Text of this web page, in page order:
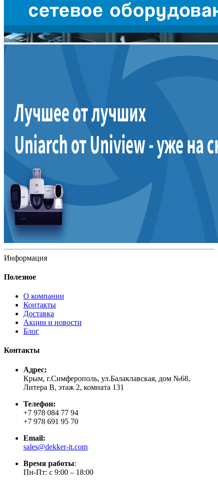
Информация
Полезное
О компании
Контакты
Доставка
Акции и новости
Блог
Контакты
Адрес:
Крым, г.Симферополь, ул.Балаклавская, дом №68,
Литера В, этаж 2, комната 131
Телефон:
+7 978 084 77 94
+7 978 691 95 70
Email:
sales@dekker-it.com
Время работы:
Пн-Пт: с 9:00 – 18:00